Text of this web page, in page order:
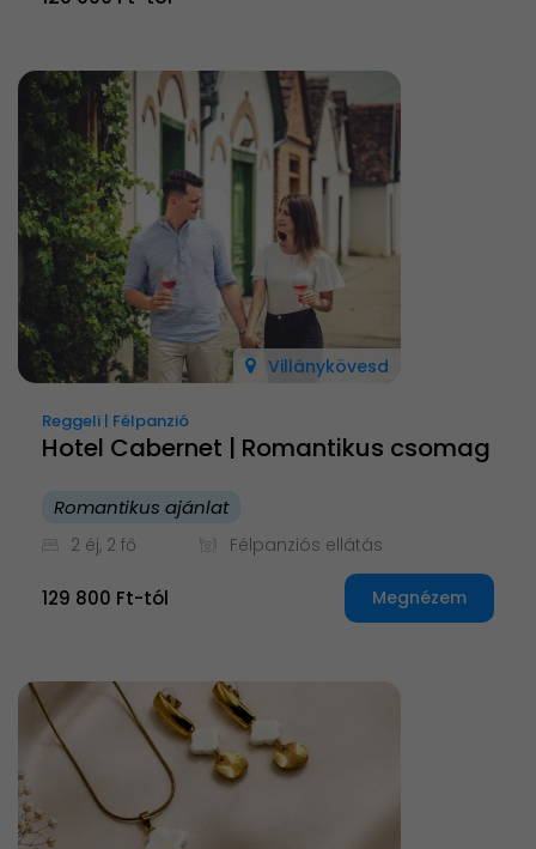
Villánykövesd
Reggeli | Félpanzió
Hotel Cabernet | Romantikus csomag
Romantikus ajánlat
2 éj, 2 fő Félpanziós ellátás
129 800 Ft-tól Megnézem